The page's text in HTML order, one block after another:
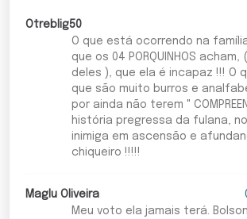
Otreblig50
O que está ocorrendo na família
que os 04 PORQUINHOS
deles ), que ela é incapaz !!! O
que são muito burros e
por ainda não terem "
história pregressa da fulana,
inimiga em ascensão e
chiqueiro !!!!!
Maglu Oliveira
Meu voto ela jamais terá.